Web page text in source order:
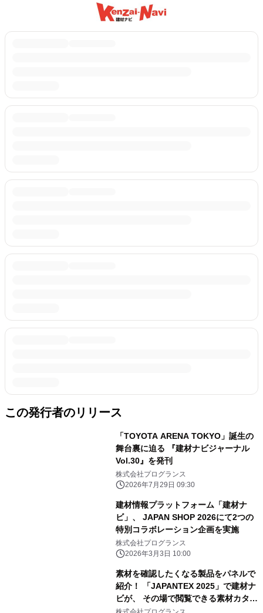
この発行者のリリース
「TOYOTA ARENA TOKYO」誕生の
舞台裏に迫る 『建材ナビジャーナル
Vol.30』を発刊
株式会社プログランス
2026年7月29日 09:30
建材情報プラットフォーム「建材ナ
ビ」、 JAPAN SHOP 2026にて2つの
特別コラボレーション企画を実施
株式会社プログランス
2026年3月3日 10:00
素材を確認したくなる製品をパネルで
紹介！ 「JAPANTEX 2025」で建材ナ
ビが、 その場で閲覧できる素材カタロ
グコーナーを出展